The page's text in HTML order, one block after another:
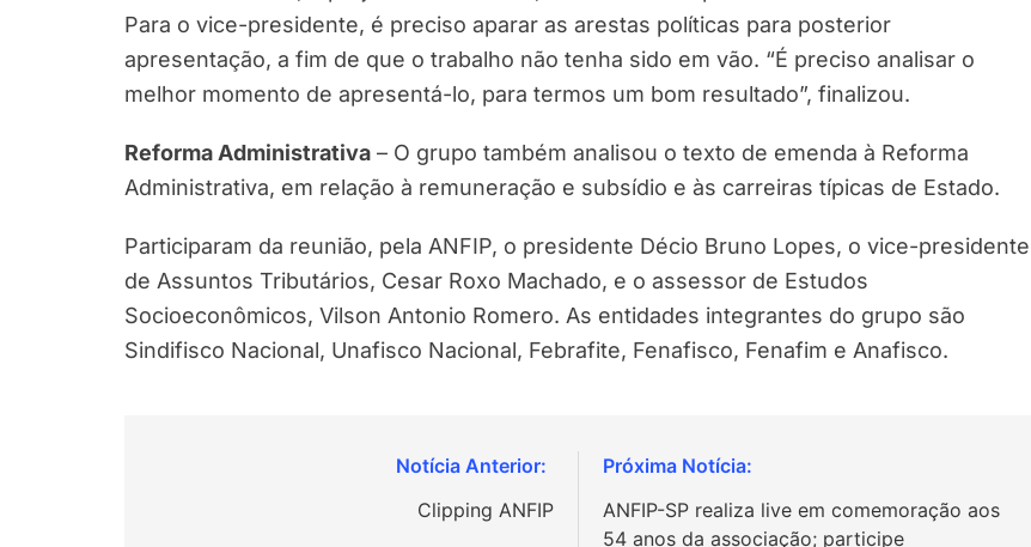
Para o vice-presidente, é preciso aparar as arestas políticas para posterior
apresentação, a fim de que o trabalho não tenha sido em vão. “É preciso analisar o
melhor momento de apresentá-lo, para termos um bom resultado”, finalizou.
Reforma Administrativa – O grupo também analisou o texto de emenda à Reforma
Administrativa, em relação à remuneração e subsídio e às carreiras típicas de Estado.
Participaram da reunião, pela ANFIP, o presidente Décio Bruno Lopes, o vice-presidente
de Assuntos Tributários, Cesar Roxo Machado, e o assessor de Estudos
Socioeconômicos, Vilson Antonio Romero. As entidades integrantes do grupo são
Sindifisco Nacional, Unafisco Nacional, Febrafite, Fenafisco, Fenafim e Anafisco.
Clipping ANFIP
ANFIP-SP realiza live em comemoração aos
54 anos da associação; participe